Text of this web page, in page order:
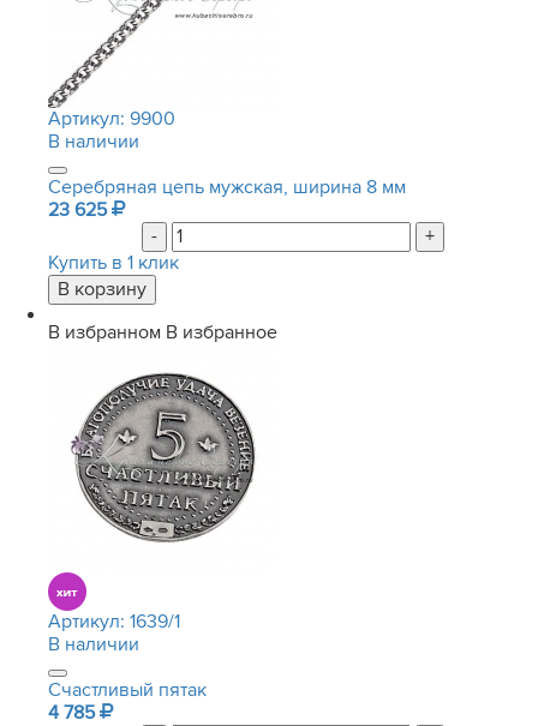
Артикул: 9900
В наличии
Серебряная цепь мужская, ширина 8 мм
23 625
-
+
Купить в 1 клик
В избранном В избранное
Артикул: 1639/1
В наличии
Счастливый пятак
4 785